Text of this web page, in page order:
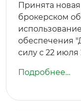
Принята
брокерском
обеспечения
силу с 22 июля
Подробнее…